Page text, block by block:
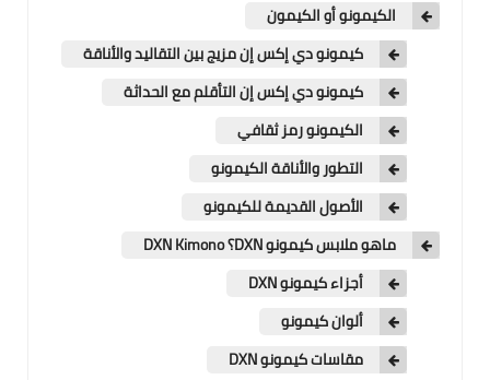
الكيمونو أو الكيمون
كيمونو دي إكس إن مزيج بين التقاليد والأناقة
كيمونو دي إكس إن التأقلم مع الحداثة
الكيمونو رمز ثقافي
التطور والأناقة الكيمونو
الأصول القديمة للكيمونو
ماهو ملابس كيمونو DXN؟ DXN Kimono
أجزاء كيمونو DXN
ألوان كيمونو
مقاسات كيمونو DXN